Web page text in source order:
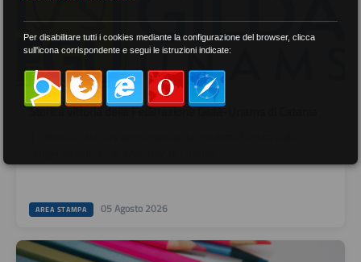
Storica vittoria della Federazione Gilda-Unams di Catania
AREA STAMPA 05 Agosto 2026
Per disabilitare tutti i cookies mediante la configurazione del browser, clicca
sull'icona corrispondente e segui le istruzioni indicate: